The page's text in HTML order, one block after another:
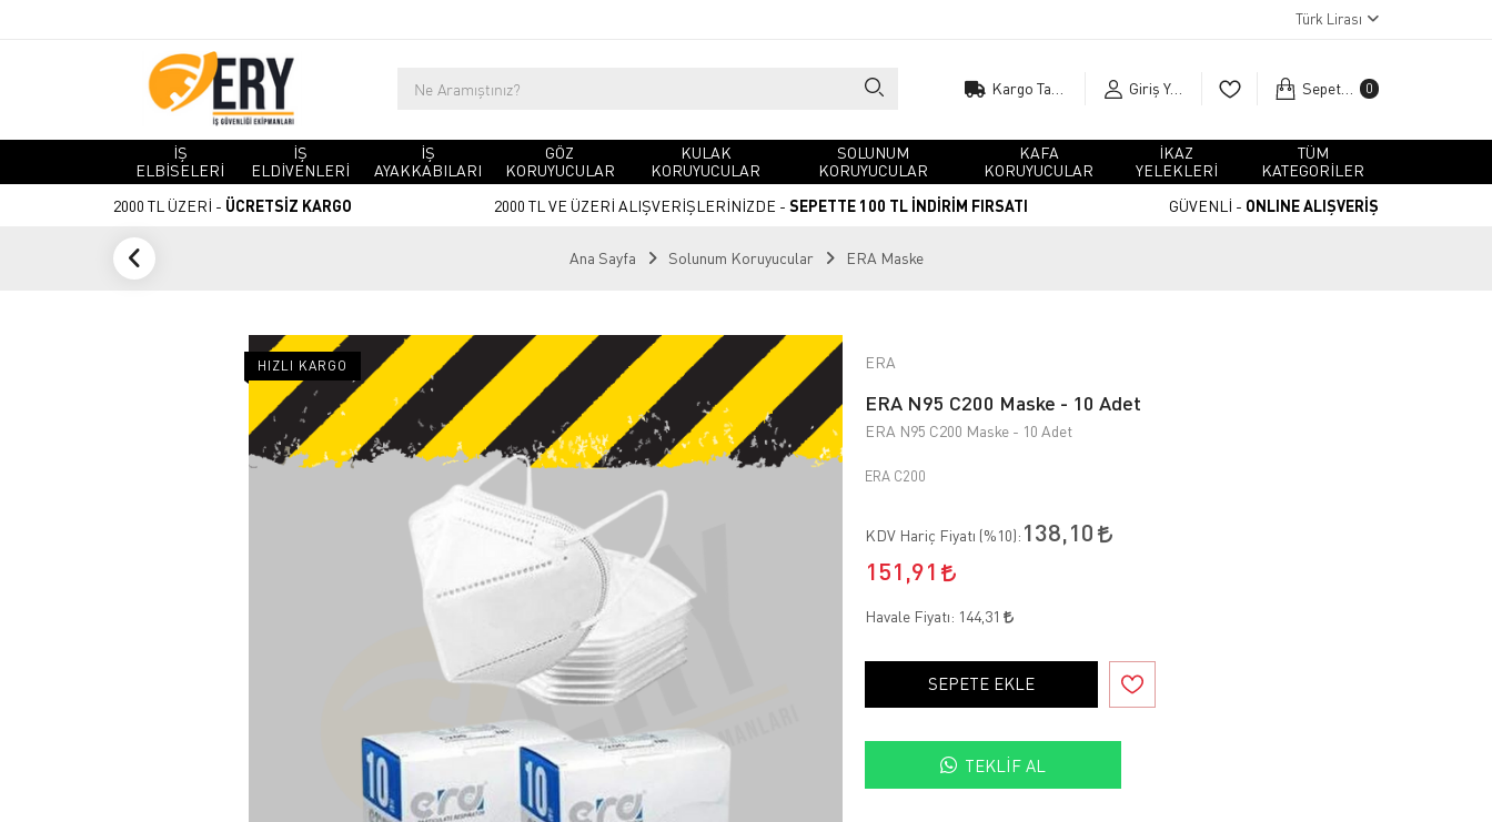
Türk Lirası
Giriş Yap Sepetim 0
İŞ
ELBİSELERİ
İŞ
ELDİVENLERİ
İŞ
AYAKKABILARI
GÖZ
KORUYUCULAR
KULAK
KORUYUCULAR
SOLUNUM
KORUYUCULAR
KAFA
KORUYUCULAR
İKAZ
YELEKLERİ
TÜM
KATEGORİLER
2000 TL ÜZERİ - ÜCRETSİZ KARGO 2000 TL VE ÜZERİ ALIŞVERİŞLERİNİZDE - SEPETTE 100 TL İNDİRİM FIRSATI GÜVENLİ - ONLINE ALIŞVERİŞ
Ana Sayfa Solunum Koruyucular ERA Maske
HIZLI KARGO ERA
ERA N95 C200 Maske - 10 Adet
ERA N95 C200 Maske - 10 Adet
ERA C200
KDV Hariç Fiyatı (%10): 138,10
151,91
Havale Fiyatı: 144,31
SEPETE EKLE
TEKLIF AL